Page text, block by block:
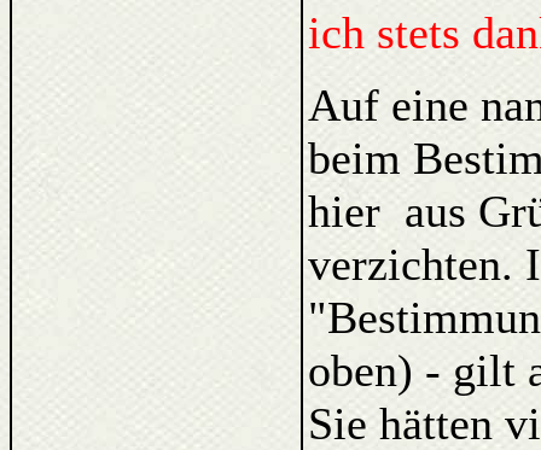
ich stets
Auf eine
beim
hier aus
verzichten.
oben) - gilt
Sie hätten